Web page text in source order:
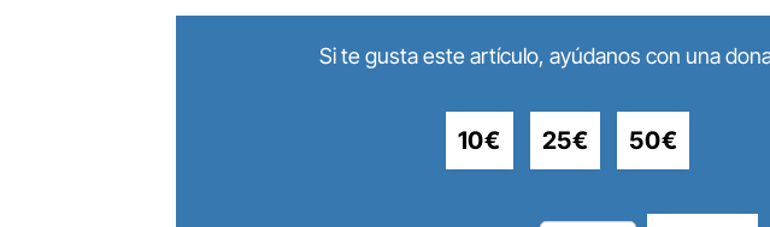
Si te gusta este artículo, ayúdanos con una
10€ 25€ 50€